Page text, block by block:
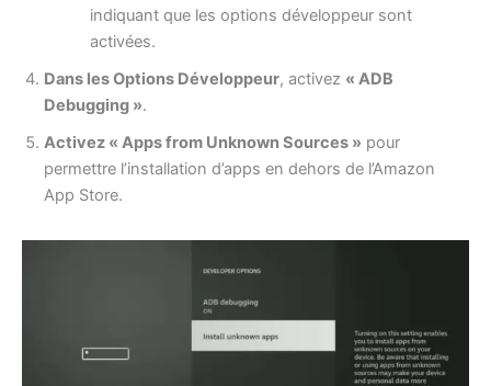
indiquant que les options développeur sont
activées.
Dans les Options Développeur, activez « ADB
Debugging ».
Activez « Apps from Unknown Sources » pour
permettre l’installation d’apps en dehors de l’Amazon
App Store.